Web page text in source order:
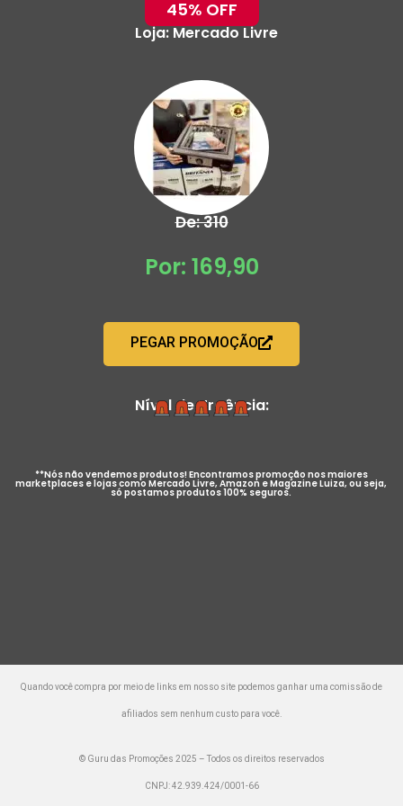
45% OFF
Loja:Mercado Livre
De: 310
Por: 169,90
PEGAR PROMOÇÃO
Nível de Urgência:
**Nós não vendemos produtos! Encontramos promoção nos maiores
marketplaces e lojas como Mercado Livre, Amazon e Magazine Luiza, ou seja,
só postamos produtos 100% seguros.
Quando você compra por meio de links em nosso site podemos ganhar uma comissão de
afiliados sem nenhum custo para você.
© Guru das Promoções 2025 – Todos os direitos reservados
CNPJ: 42.939.424/0001-66